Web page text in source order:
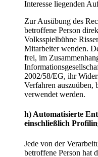
Interesse liegenden
Zur Ausübung des
betroffene Person
Volksspielbühne
Mitarbeiter wenden.
frei, im
2002/58/EG, ihr
Verfahren auszuüben,
verwendet werden.
h) Automatisierte
einschließlich
Jede von der
betroffene Person hat